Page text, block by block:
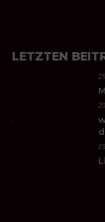
LETZTEN